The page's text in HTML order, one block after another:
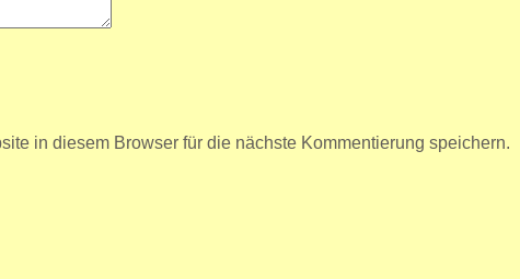
in diesem Browser für die nächste Kommentierung speichern.